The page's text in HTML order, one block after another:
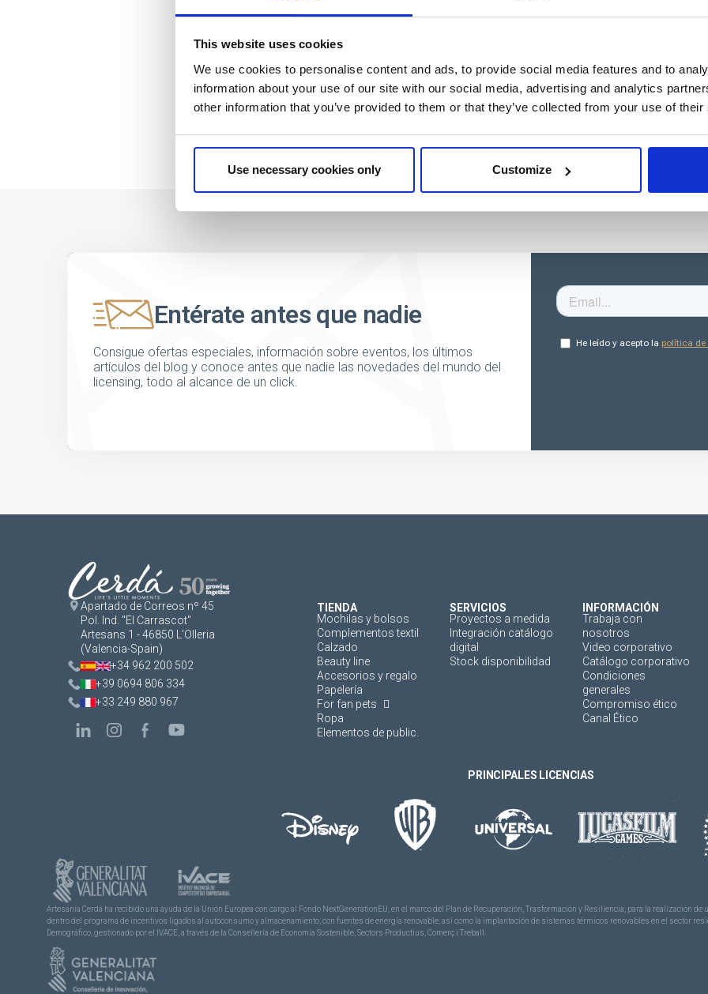
This website uses cookies
We use cookies to personalise content and ads, to provide social media features and to
information about your use of our site with our social media, advertising and analytics
other information that you’ve provided to them or that they’ve collected from your use of
Use necessary cookies only Customize
Entérate antes que nadie
Consigue ofertas especiales, información sobre eventos, los últimos
artículos del blog y conoce antes que nadie las novedades del mundo del
licensing, todo al alcance de un click.
Apartado de Correos nº 45
Pol. Ind. "El Carrascot"
Artesans 1 - 46850 L'Olleria
(Valencia-Spain)
+34 962 200 502
+39 0694 806 334
+33 249 880 967
TIENDA
Mochilas y bolsos
Complementos textil
Calzado
Beauty line
Accesorios y regalo
Papelería
For fan pets
Ropa
Elementos de public.
SERVICIOS
Proyectos a medida
Integración catálogo
digital
Stock disponibilidad
INFORMACIÓN
Trabaja con
nosotros
Video corporativo
Catálogo corporativo
Condiciones
generales
Compromiso ético
Canal Ético
PRINCIPALES LICENCIAS
Artesanía Cerdá ha recibido una ayuda de la Unión Europea con cargo al Fondo NextGenerationEU, en el marco del Plan de Recuperación, Trasformación y Resiliencia, para la realización
dentro del programa de incentivos ligados al autoconsumo y almacenamiento, con fuentes de energía renovable, así como la implantación de sistemas térmicos renovables en el sector
Demográfico, gestionado por el IVACE, a través de la Consellería de Economía Sostenible, Sectors Productius, Comerç i Treball.